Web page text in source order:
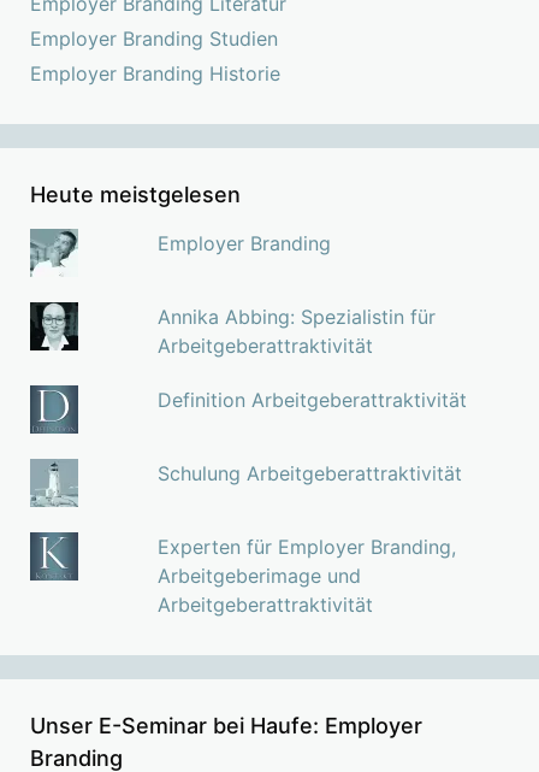
Employer Branding Studien
Employer Branding Historie
Heute meistgelesen
Employer Branding
Annika Abbing: Spezialistin für
Arbeitgeberattraktivität
Definition Arbeitgeberattraktivität
Schulung Arbeitgeberattraktivität
Experten für Employer Branding,
Arbeitgeberimage und
Arbeitgeberattraktivität
Unser E-Seminar bei Haufe: Employer
Branding